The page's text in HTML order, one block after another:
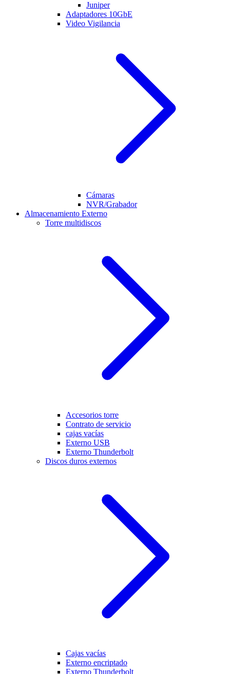
Juniper
Adaptadores 10GbE
Video Vigilancia
Cámaras
NVR/Grabador
Almacenamiento Externo
Torre multidiscos
Accesorios torre
Contrato de servicio
cajas vacías
Externo USB
Externo Thunderbolt
Discos duros externos
Cajas vacías
Externo encriptado
Externo Thunderbolt